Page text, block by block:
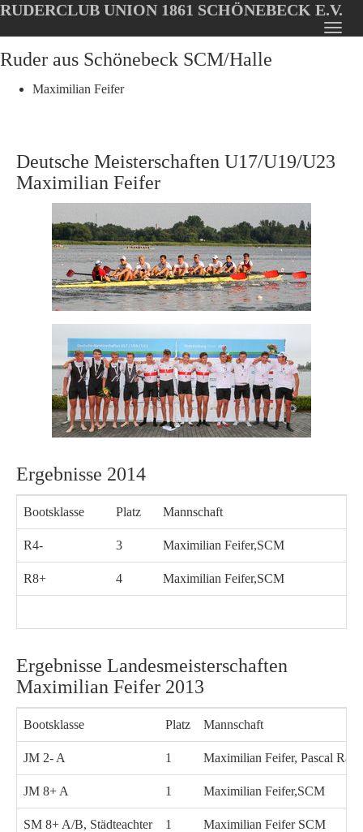
Oops, an error occurred! Code: 20260806164824c14c7ef8
to
RUDERCLUB UNION 1861 SCHÖNEBECK E.V.
Ruder aus Schönebeck SCM/Halle
Maximilian Feifer
Deutsche Meisterschaften U17/U19/U23
Maximilian Feifer
Ergebnisse 2014
Bootsklasse Platz Mannschaft
R4- 3 Maximilian Feifer,SCM
R8+ 4 Maximilian Feifer,SCM
Ergebnisse Landesmeisterschaften
Maximilian Feifer 2013
Bootsklasse Platz Mannschaft
JM 2- A 1 Maximilian Feifer, Pascal
JM 8+ A 1 Maximilian Feifer,SCM
SM 8+ A/B, Städteachter 1 Maximilian Feifer SCM